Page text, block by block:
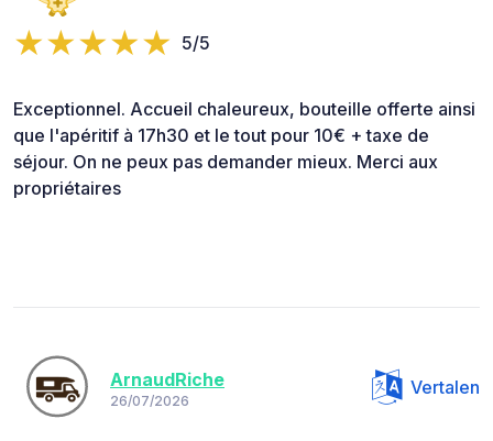
5/5
Exceptionnel. Accueil chaleureux, bouteille offerte ainsi
que l'apéritif à 17h30 et le tout pour 10€ + taxe de
séjour. On ne peux pas demander mieux. Merci aux
propriétaires
ArnaudRiche
26/07/2026
Vertalen